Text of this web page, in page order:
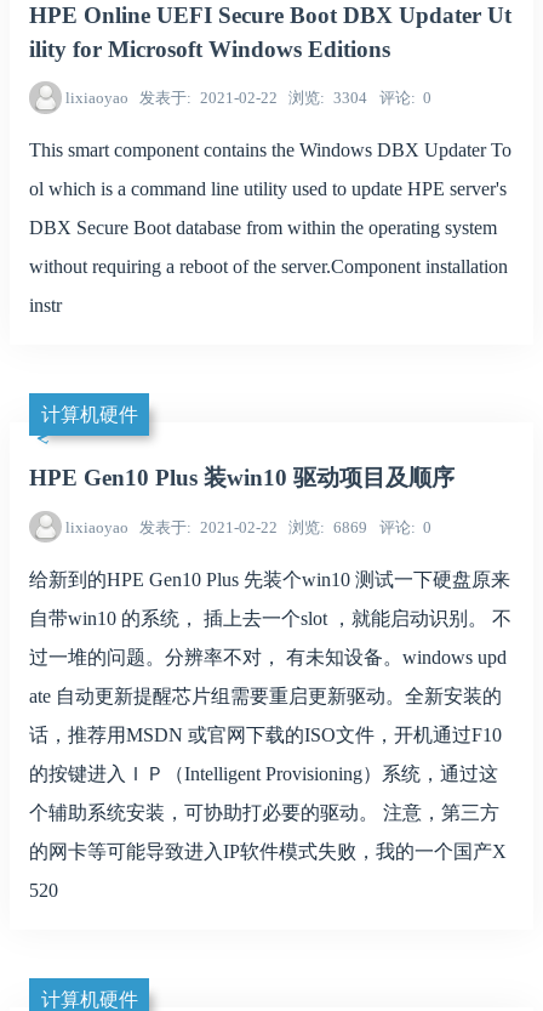
HPE Online UEFI Secure Boot DBX Updater Ut
ility for Microsoft Windows Editions
lixiaoyao 发表于 2021-02-22 浏览 3304 评论 0
This smart component contains the Windows DBX Updater To
ol which is a command line utility used to update HPE server's
DBX Secure Boot database from within the operating system
without requiring a reboot of the server.Component installation
instr
计算机硬件
HPE Gen10 Plus 装win10 驱动项目及顺序
lixiaoyao 发表于 2021-02-22 浏览 6869 评论 0
给新到的HPE Gen10 Plus 先装个win10 测试一下硬盘原来
自带win10 的系统， 插上去一个slot ，就能启动识别。 不
过一堆的问题。分辨率不对， 有未知设备。windows upd
ate 自动更新提醒芯片组需要重启更新驱动。全新安装的
话，推荐用MSDN 或官网下载的ISO文件，开机通过F10
的按键进入ＩＰ（Intelligent Provisioning）系统，通过这
个辅助系统安装，可协助打必要的驱动。 注意，第三方
的网卡等可能导致进入IP软件模式失败，我的一个国产X
520
计算机硬件